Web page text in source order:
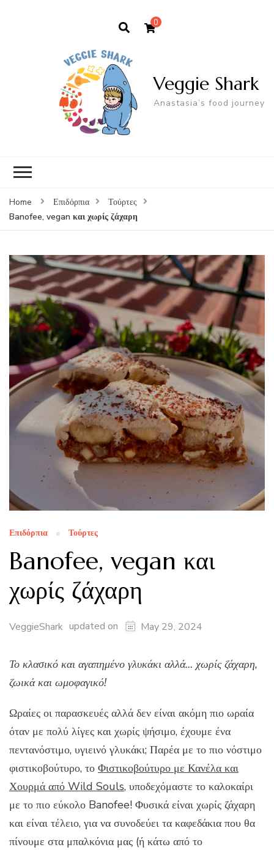
0
Veggie Shark
Anastasia’s food journey
Home Επιδόρπια
Τούρτες
Banofee, vegan και χωρίς ζάχαρη
Επιδόρπια Τούρτες
Banofee, vegan και
χωρίς ζάχαρη
VeggieShark updated on May 29, 2024
Το κλασικό και αγαπημένο γλυκάκι αλλά… χωρίς ζάχαρη,
ζωικά και ωμοφαγικό!
Ωραίες οι παρασκευές αλλά δεν είναι ακόμη πιο ωραία
όταν με πολύ λίγες και χωρίς ψήσιμο, έχουμε ένα
πεντανόστιμο, υγιεινό γλυκάκι; Παρέα με το πιο νόστιμο
φιστικοβούτυρο, το Φιστικοβούτυρο με Κανέλα και
Χουρμά από Wild Souls, υποδεχόμαστε το καλοκαίρι
με το πιο εύκολο Banofee! Φυσικά είναι χωρίς ζάχαρη
και είναι τέλειο, για να συνοδεύει τα καφεδάκια που θα
πίνουμε στα μπαλκόνια μας (ή κάτω από το